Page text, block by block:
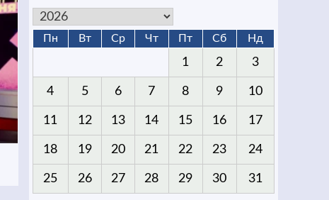
Пн Вт Ср Чт Пт Сб Нд
1 2 3
4 5 6 7 8 9 10
11 12 13 14 15 16 17
18 19 20 21 22 23 24
25 26 27 28 29 30 31